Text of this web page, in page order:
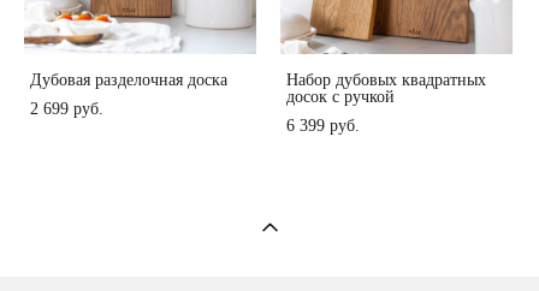
Дубовая разделочная доска
2 699 pуб.
Набор дубовых квадратных
досок с ручкой
6 399 pуб.